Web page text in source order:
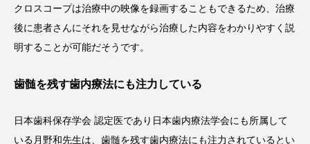
クロスコープは治療中の映像を録画することもできるため、治療
後に患者さんにそれを見せながら治療した内容をわかりやすく説
明することが可能だそうです。
歯髄を残す歯内療法にも注力している
日本歯科保存学会 認定医であり日本歯内療法学会にも所属して
いる月野和先生は、歯髄を残す歯内療法にも注力されているとい